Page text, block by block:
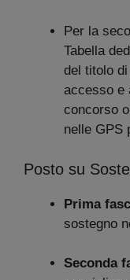
Per la
Tabella
del titolo
accesso e
concorso
nelle GPS
Posto su
Prima
sostegno
Seconda